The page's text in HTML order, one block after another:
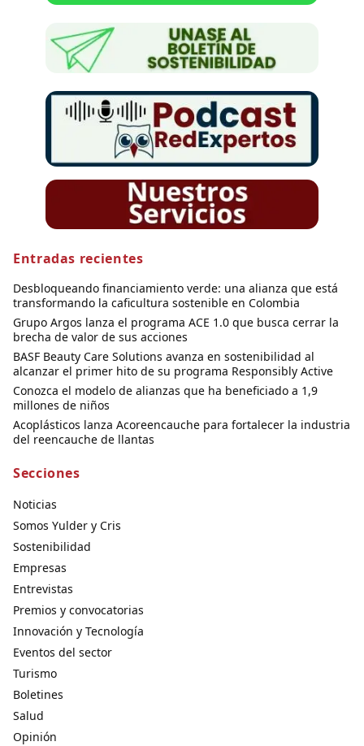
Entradas recientes
Desbloqueando financiamiento verde: una alianza que está
transformando la caficultura sostenible en Colombia
Grupo Argos lanza el programa ACE 1.0 que busca cerrar la
brecha de valor de sus acciones
BASF Beauty Care Solutions avanza en sostenibilidad al
alcanzar el primer hito de su programa Responsibly Active
Conozca el modelo de alianzas que ha beneficiado a 1,9
millones de niños
Acoplásticos lanza Acoreencauche para fortalecer la industria
del reencauche de llantas
Secciones
Noticias
Somos Yulder y Cris
Sostenibilidad
Empresas
Entrevistas
Premios y convocatorias
Innovación y Tecnología
Eventos del sector
Turismo
Boletines
Salud
Opinión